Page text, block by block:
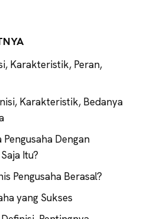
Karakteristik, Peran,
Karakteristik, Bedanya
Dengan
Itu?
Pengusaha Berasal?
yang Sukses